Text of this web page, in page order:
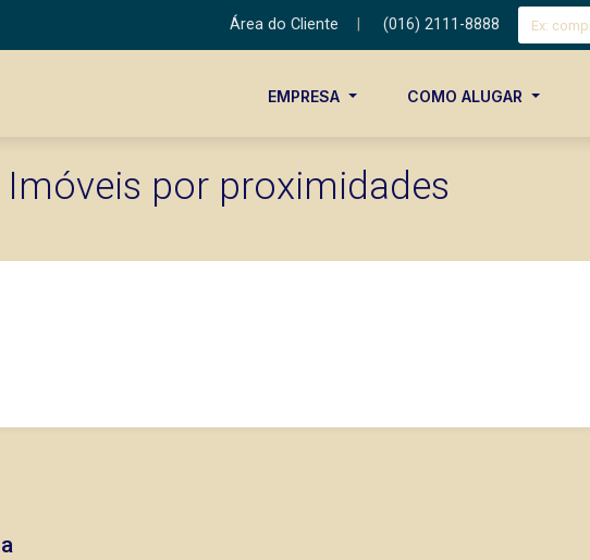
Área do Cliente (016) 2111-8888
EMPRESA COMO ALUGAR
Imóveis por proximidades